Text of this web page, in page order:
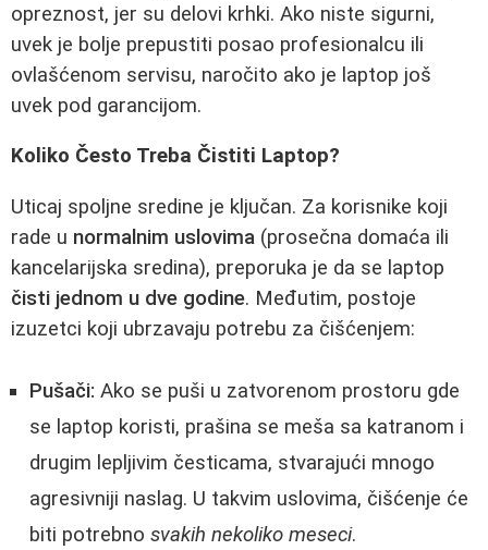
opreznost, jer su delovi krhki. Ako niste sigurni,
uvek je bolje prepustiti posao profesionalcu ili
ovlašćenom servisu, naročito ako je laptop još
uvek pod garancijom.
Koliko Često Treba Čistiti Laptop?
Uticaj spoljne sredine je ključan. Za korisnike koji
rade u normalnim uslovima (prosečna domaća ili
kancelarijska sredina), preporuka je da se laptop
čisti jednom u dve godine. Međutim, postoje
izuzetci koji ubrzavaju potrebu za čišćenjem:
Pušači: Ako se puši u zatvorenom prostoru gde
se laptop koristi, prašina se meša sa katranom i
drugim lepljivim česticama, stvarajući mnogo
agresivniji naslag. U takvim uslovima, čišćenje će
biti potrebno svakih nekoliko meseci.